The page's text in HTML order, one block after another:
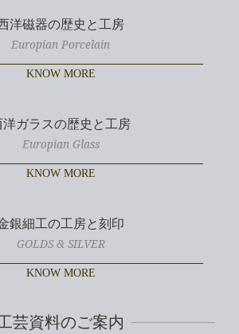
洋磁器の歴史と工房
Europian Porcelain
KNOW MORE
洋ガラスの歴史と工房
Europian Glass
KNOW MORE
銀細工の工房と刻印
GOLDS & SILVER
KNOW MORE
芸資料のご案内